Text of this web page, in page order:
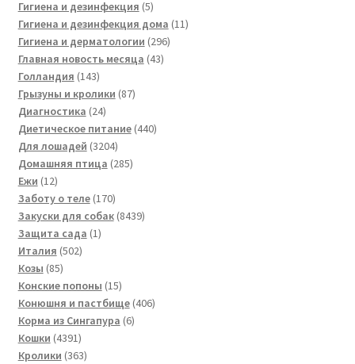
товаров
Гигиена и дезинфекция 55
товаров
Гигиена и дезинфекция дома 1111
Гигиена и дерматологии 296296
Главная новость месяца 4343
Голландия 143143
товара
Грызуны и кролики 8787
Диагностика 2424
товара
Диетическое питание 440440
Для лошадей 32043204
товара
Домашняя птица 285285
Ежи 1212
товаров
Заботу о теле 170170
товаров
Закуски для собак 84398439
Защита сада 11
Италия 502502
Козы 8585
товаров
Конские попоны 1515
товаров
Конюшня и пастбище 406406
Корма из Сингапура 66
Кошки 43914391
товар
Кролики 363363